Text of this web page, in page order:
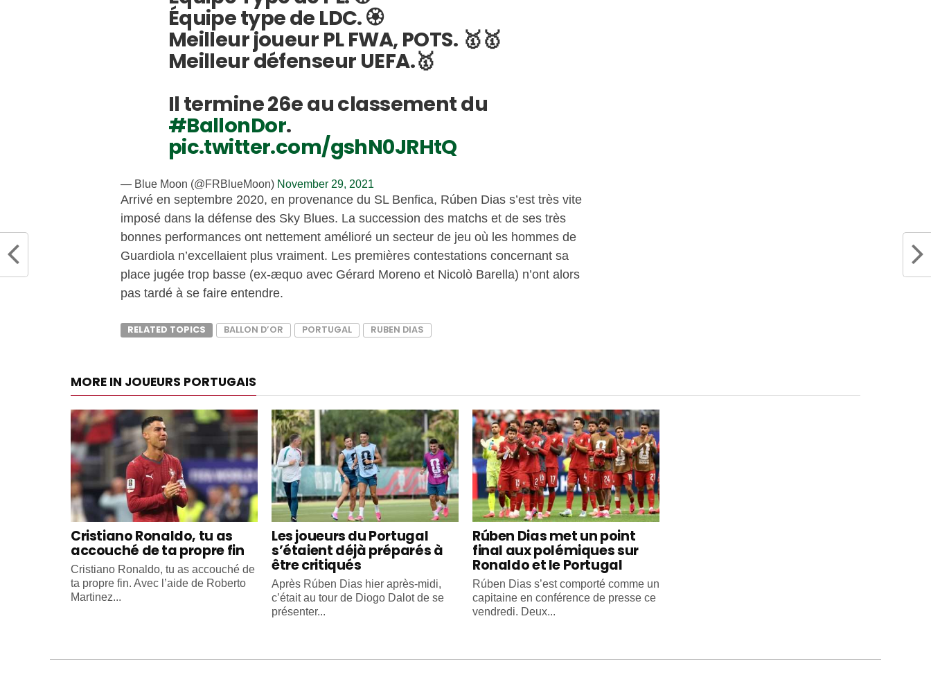
Équipe type de LDC. 🏵
Meilleur joueur PL FWA, POTS. 🥇🥇
Meilleur défenseur UEFA.🥇
Il termine 26e au classement du
#BallonDor.
pic.twitter.com/gshN0JRHtQ
— Blue Moon (@FRBlueMoon) November 29, 2021
Arrivé en septembre 2020, en provenance du SL Benfica, Rúben Dias s’est très vite
imposé dans la défense des Sky Blues. La succession des matchs et de ses très
bonnes performances ont nettement amélioré un secteur de jeu où les hommes de
Guardiola n’excellaient plus vraiment. Les premières contestations concernant sa
place jugée trop basse (ex-æquo avec Gérard Moreno et Nicolò Barella) n’ont alors
pas tardé à se faire entendre.
RELATED TOPICS BALLON D’OR PORTUGAL RUBEN DIAS
MORE IN JOUEURS PORTUGAIS
Cristiano Ronaldo, tu as
accouché de ta propre fin
Cristiano Ronaldo, tu as accouché de
ta propre fin. Avec l’aide de Roberto
Martinez...
Les joueurs du Portugal
s’étaient déjà préparés à
être critiqués
Après Rúben Dias hier après-midi,
c’était au tour de Diogo Dalot de se
présenter...
Rúben Dias met un point
final aux polémiques sur
Ronaldo et le Portugal
Rúben Dias s’est comporté comme un
capitaine en conférence de presse ce
vendredi. Deux...